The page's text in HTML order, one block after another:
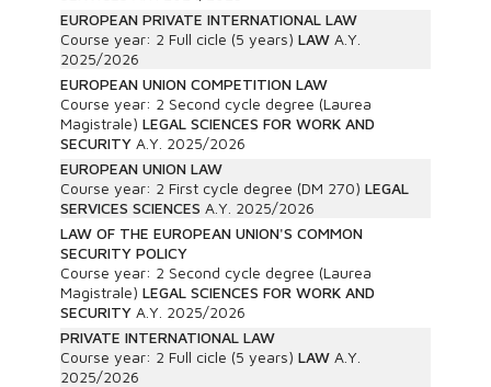
EUROPEAN PRIVATE INTERNATIONAL LAW
Course year: 2 Full cicle (5 years) LAW A.Y.
2025/2026
EUROPEAN UNION COMPETITION LAW
Course year: 2 Second cycle degree (Laurea
Magistrale) LEGAL SCIENCES FOR WORK AND
SECURITY A.Y. 2025/2026
EUROPEAN UNION LAW
Course year: 2 First cycle degree (DM 270) LEGAL
SERVICES SCIENCES A.Y. 2025/2026
LAW OF THE EUROPEAN UNION'S COMMON
SECURITY POLICY
Course year: 2 Second cycle degree (Laurea
Magistrale) LEGAL SCIENCES FOR WORK AND
SECURITY A.Y. 2025/2026
PRIVATE INTERNATIONAL LAW
Course year: 2 Full cicle (5 years) LAW A.Y.
2025/2026